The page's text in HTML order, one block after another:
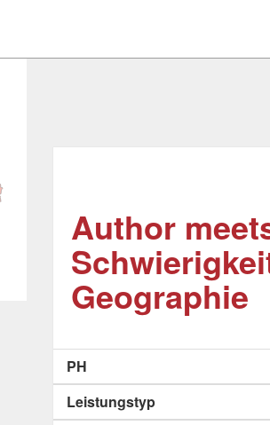
Author
Geographie
PH
Leistungstyp